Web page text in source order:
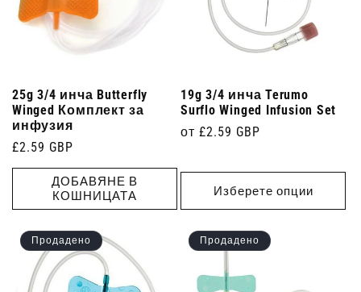
25g 3/4 инча Butterfly
Winged Комплект за
инфузия
Редовна
цена
£2.59 GBP
ДОБАВЯНЕ В
КОШНИЦАТА
19g 3/4 инча Terumo
Surflo Winged Infusion Set
Редовна
от £2.59 GBP
Изберете опции
Продадено Продадено